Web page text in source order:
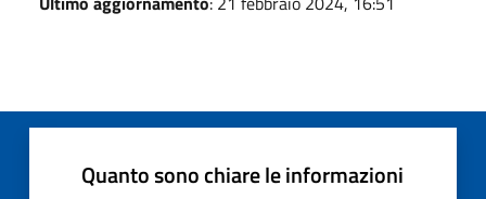
Quanto sono chiare le informazioni